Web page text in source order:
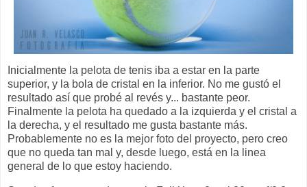
Inicialmente la pelota de tenis iba a estar en la parte
superior, y la bola de cristal en la inferior. No me gustó el
resultado así que probé al revés y... bastante peor.
Finalmente la pelota ha quedado a la izquierda y el cristal a
la derecha, y el resultado me gusta bastante más.
Probablemente no es la mejor foto del proyecto, pero creo
que no queda tan mal y, desde luego, está en la linea
general de lo que estoy haciendo.